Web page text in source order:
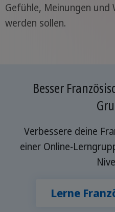
Gefühle, Meinungen und
werden sollen.
Besser
Verbessere deine
einer Online-
Lerne